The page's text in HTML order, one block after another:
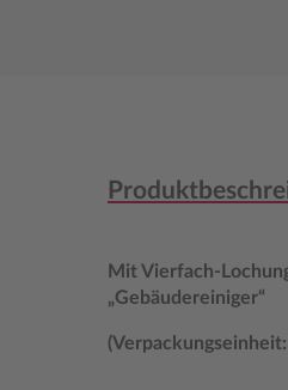
Mit Vierfach-
„Gebäudereiniger“